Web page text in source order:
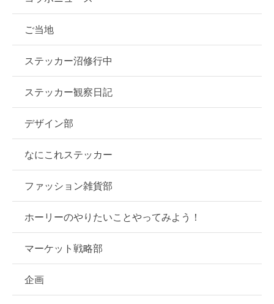
ご当地
ステッカー沼修行中
ステッカー観察日記
デザイン部
なにこれステッカー
ファッション雑貨部
ホーリーのやりたいことやってみよう！
マーケット戦略部
企画